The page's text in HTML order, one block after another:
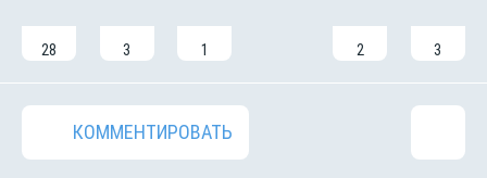
28 3 1 2 3
КОММЕНТИРОВАТЬ